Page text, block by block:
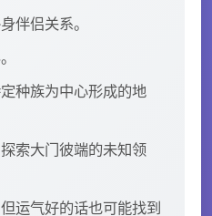
伴侣关系。
种族为中心形成的地
索大门彼端的未知领
运气好的话也可能找到